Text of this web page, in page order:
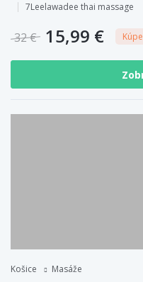
7Leelawadee thai massage
32 € 15,99 €
Košice Masáže